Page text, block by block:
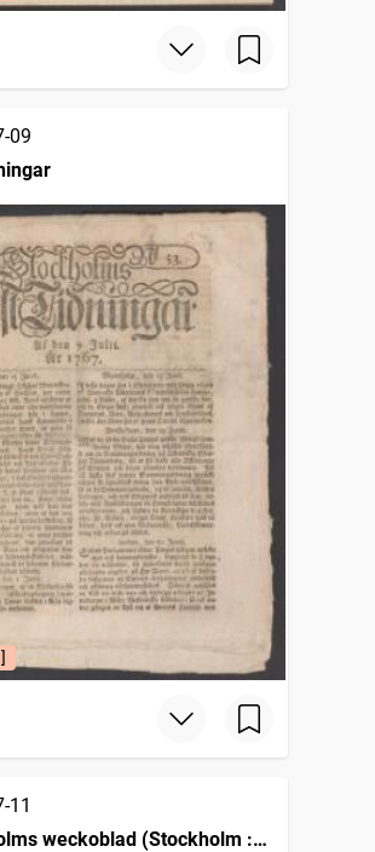
09
11
weckoblad (Stockholm :